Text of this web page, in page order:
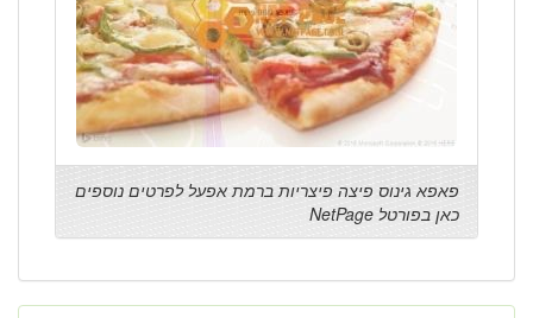
פאפא גינוס פיצה פיצריות ברמת אפעל לפרטים נוספים
כאן בפורטל NetPage